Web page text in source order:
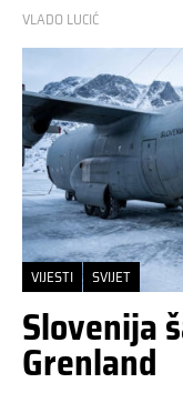
VLADO LUCIĆ
VIJESTI SVIJET
Slovenija
Grenland